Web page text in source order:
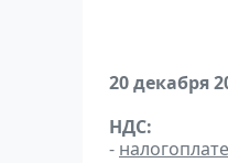
20 декабря
НДС:
-